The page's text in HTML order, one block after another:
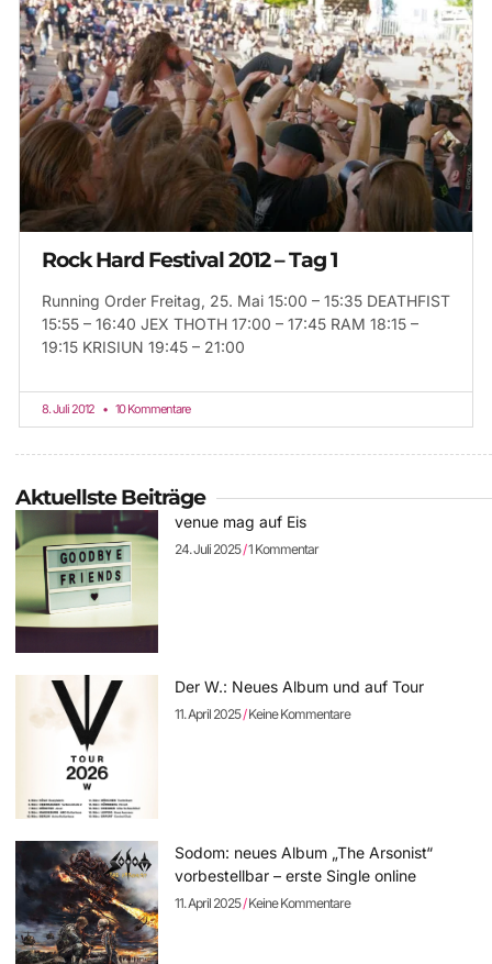
Rock Hard Festival 2012 – Tag 1
Running Order Freitag, 25. Mai 15:00 – 15:35 DEATHFIST
15:55 – 16:40 JEX THOTH 17:00 – 17:45 RAM 18:15 –
19:15 KRISIUN 19:45 – 21:00
8. Juli 2012 10 Kommentare
Aktuellste Beiträge
venue mag auf Eis
24. Juli 2025 1 Kommentar
Der W.: Neues Album und auf Tour
11. April 2025 Keine Kommentare
Sodom: neues Album „The Arsonist“
vorbestellbar – erste Single online
11. April 2025 Keine Kommentare